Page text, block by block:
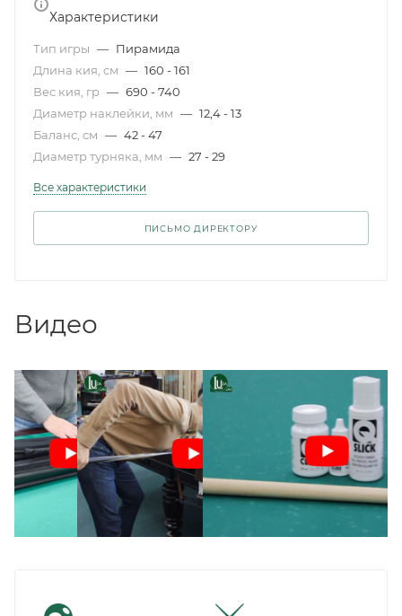
Характеристики
Тип игры — Пирамида
Длина кия, см — 160 - 161
Вес кия, гр — 690 - 740
Диаметр наклейки, мм — 12,4 - 13
Баланс, см — 42 - 47
Диаметр турняка, мм — 27 - 29
Все характеристики
ПИСЬМО ДИРЕКТОРУ
Видео